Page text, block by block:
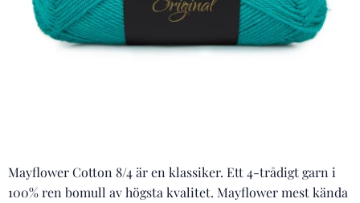
Mayflower Cotton 8/4 är en klassiker. Ett 4-trådigt garn i
100% ren bomull av högsta kvalitet. Mayflower mest kända